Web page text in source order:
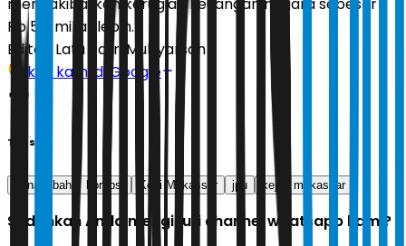
Rp 5,8 miliar lebih.
Editor: Latu Ratri Mubyarsah
Ikuti kami di Google
Tags
dana hibah korupsi Koni Makassar jpu kejari makassar
Sudahkah Anda mengikuti channel whatsapp kami?